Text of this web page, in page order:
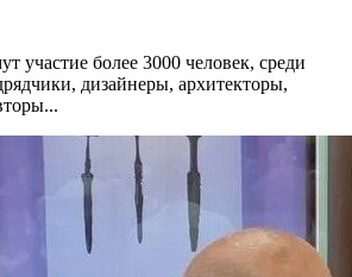
участие более 3000 человек, среди
дизайнеры, архитекторы,